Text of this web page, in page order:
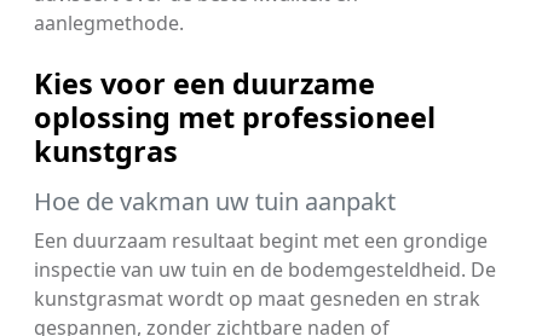
aanlegmethode.
Kies voor een duurzame
oplossing met professioneel
kunstgras
Hoe de vakman uw tuin aanpakt
Een duurzaam resultaat begint met een grondige
inspectie van uw tuin en de bodemgesteldheid. De
kunstgrasmat wordt op maat gesneden en strak
gespannen, zonder zichtbare naden of